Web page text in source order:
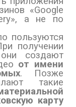
«Google
», а не по
пользуются
получении
создают
от имени
. Позже
такие
карту